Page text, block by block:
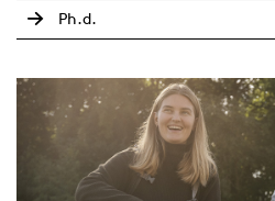
Ph.d.